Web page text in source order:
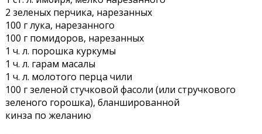
2 зеленых перчика, нарезанных
100 г лука, нарезанного
100 г помидоров, нарезанных
1 ч. л. порошка куркумы
1 ч. л. гарам масалы
1 ч. л. молотого перца чили
100 г зеленой стучковой фасоли (или стручкового
зеленого горошка), бланшированной
кинза по желанию